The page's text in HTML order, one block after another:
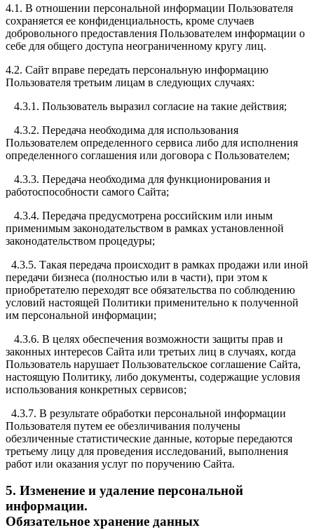
4.1. В отношении персональной информации Пользователя
сохраняется ее конфиденциальность, кроме случаев
добровольного предоставления Пользователем информации о
себе для общего доступа неограниченному кругу лиц.
4.2. Сайт вправе передать персональную информацию
Пользователя третьим лицам в следующих случаях:
4.3.1. Пользователь выразил согласие на такие действия;
4.3.2. Передача необходима для использования
Пользователем определенного сервиса либо для исполнения
определенного соглашения или договора с Пользователем;
4.3.3. Передача необходима для функционирования и
работоспособности самого Сайта;
4.3.4. Передача предусмотрена российским или иным
применимым законодательством в рамках установленной
законодательством процедуры;
4.3.5. Такая передача происходит в рамках продажи или иной
передачи бизнеса (полностью или в части), при этом к
приобретателю переходят все обязательства по соблюдению
условий настоящей Политики применительно к полученной
им персональной информации;
4.3.6. В целях обеспечения возможности защиты прав и
законных интересов Сайта или третьих лиц в случаях, когда
Пользователь нарушает Пользовательское соглашение Сайта,
настоящую Политику, либо документы, содержащие условия
использования конкретных сервисов;
4.3.7. В результате обработки персональной информации
Пользователя путем ее обезличивания получены
обезличенные статистические данные, которые передаются
третьему лицу для проведения исследований, выполнения
работ или оказания услуг по поручению Сайта.
5. Изменение и удаление персональной
информации.
Обязательное хранение данных